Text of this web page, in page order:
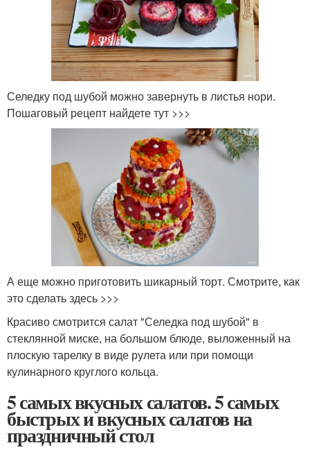
Селедку под шубой можно завернуть в листья нори.
Пошаговый рецепт найдете тут >>>
А еще можно приготовить шикарный торт. Смотрите, как
это сделать здесь >>>
Красиво смотрится салат "Селедка под шубой" в
стеклянной миске, на большом блюде, выложенный на
плоскую тарелку в виде рулета или при помощи
кулинарного круглого кольца.
5 самых вкусных салатов. 5 самых
быстрых и вкусных салатов на
праздничный стол